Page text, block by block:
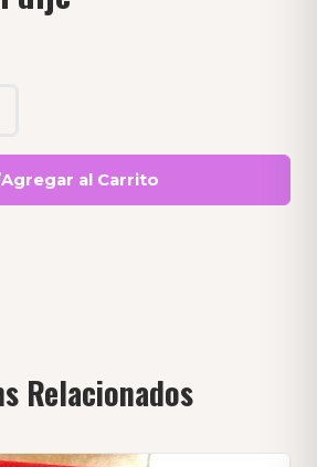
Agregar al Carrito
Relacionados